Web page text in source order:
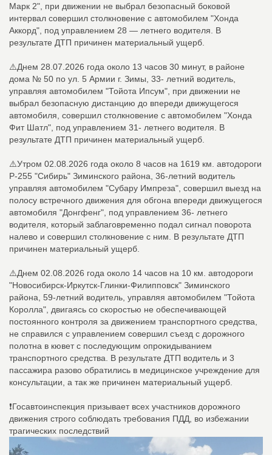
Марк 2", при движении не выбрал безопасный боковой
интервал совершил столкновение с автомобилем "Хонда
Аккорд", под управлением 28 — летнего водителя. В
результате ДТП причинен материальный ущерб.
⚠️Днем 28.07.2026 года около 13 часов 30 минут, в районе
дома № 50 по ул. 5 Армии г. Зимы, 33- летний водитель,
управляя автомобилем "Тойота Ипсум", при движении не
выбрал безопасную дистанцию до впереди движущегося
автомобиля, совершил столкновение с автомобилем "Хонда
Фит Шатл", под управлением 31- летнего водителя. В
результате ДТП причинен материальный ущерб.
⚠️Утром 02.08.2026 года около 8 часов на 1619 км. автодороги
Р-255 "Сибирь" Зиминского района, 36-летний водитель
управляя автомобилем "Субару Импреза", совершил выезд на
полосу встречного движения для обгона впереди движущегося
автомобиля "Донгфенг", под управлением 36- летнего
водителя, который заблаговременно подал сигнал поворота
налево и совершил столкновение с ним. В результате ДТП
причинен материальный ущерб.
⚠️Днем 02.08.2026 года около 14 часов на 10 км. автодороги
"Новосибирск-Иркутск-Глинки-Филипповск" Зиминского
района, 59-летний водитель, управляя автомобилем "Тойота
Королла", двигаясь со скоростью не обеспечивающей
постоянного контроля за движением транспортного средства,
не справился с управлением совершил съезд с дорожного
полотна в кювет с последующим опрокидыванием
транспортного средства. В результате ДТП водитель и 3
пассажира разово обратились в медицинское учреждение для
консультации, а так же причинен материальный ущерб.
❗Госавтоинспекция призывает всех участников дорожного
движения строго соблюдать требования ПДД, во избежании
трагических последствий